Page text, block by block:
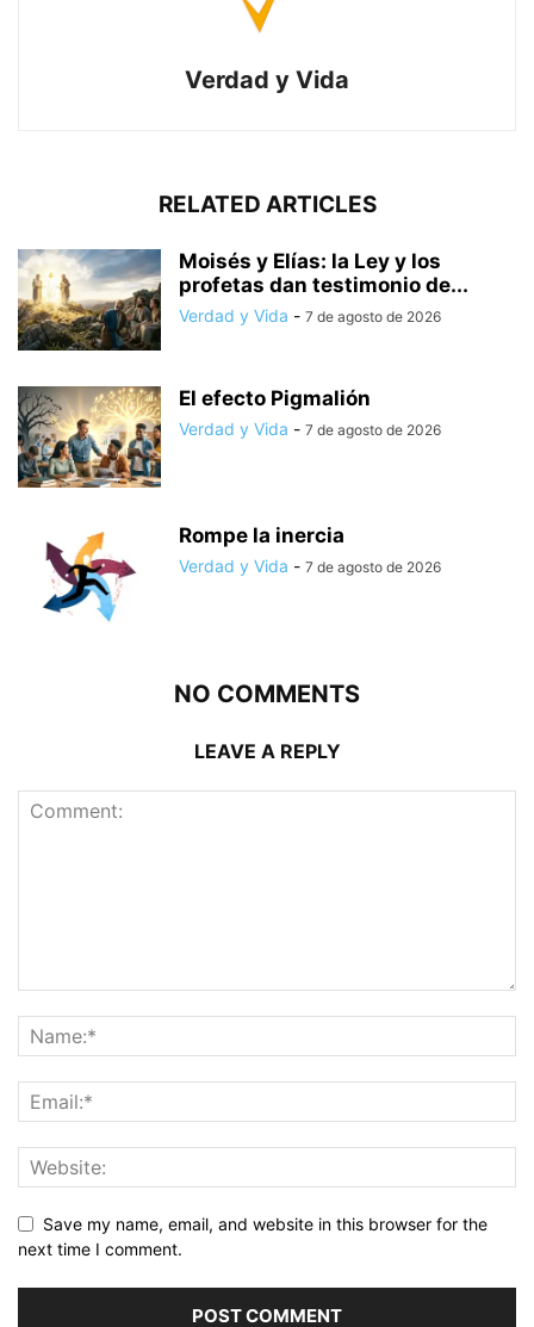
Verdad y Vida
RELATED ARTICLES
Moisés y Elías: la Ley y los
profetas dan testimonio de...
Verdad y Vida - 7 de agosto de 2026
El efecto Pigmalión
Verdad y Vida - 7 de agosto de 2026
Rompe la inercia
Verdad y Vida - 7 de agosto de 2026
NO COMMENTS
LEAVE A REPLY
Save my name, email, and website in this browser for the
next time I comment.